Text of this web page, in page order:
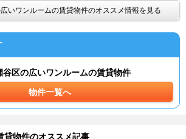
いワンルームの賃貸物件のオススメ情報を見る
谷区の広いワンルームの賃貸物件
物件一覧へ
貸物件のオススメ記事